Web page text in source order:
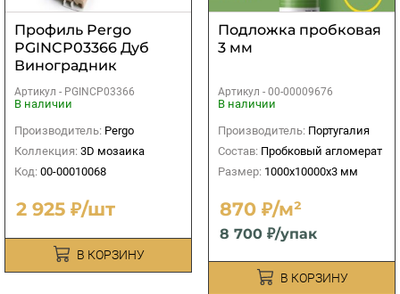
Профиль Pergo
PGINCP03366 Дуб
Виноградник
Деревенский (5 в 1)
Артикул - PGINCP03366
В наличии
Производитель: Pergo
Коллекция: 3D мозаика
Код: 00-00010068
2 925 ₽/шт
В КОРЗИНУ
Подложка пробковая
3 мм
Артикул - 00-00009676
В наличии
Производитель: Португалия
Состав: Пробковый агломерат
Размер: 1000х10000х3 мм
870 ₽/м²
8 700 ₽/упак
В КОРЗИНУ